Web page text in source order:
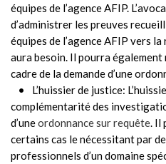
équipes de l’agence AFIP.
d’administrer les preuves
équipes de l’agence AFIP vers
aura besoin. Il pourra
cadre de la demande d’une
L’huissier de justice:
complémentarité des
d’uneordonnance sur requête .
certains cas le nécessitant par
professionnels d’un domaine